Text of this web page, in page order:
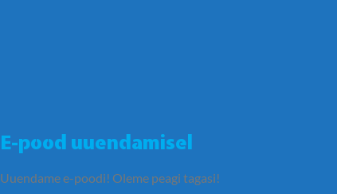
E-pood uuendamisel
Uuendame e-poodi! Oleme peagi tagasi!